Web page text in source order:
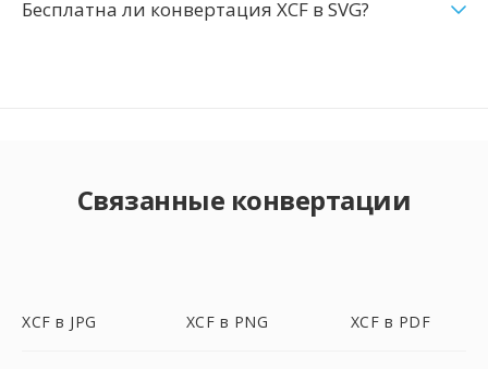
Бесплатна ли конвертация XCF в SVG?
Связанные конвертации
XCF в JPG XCF в PNG XCF в PDF